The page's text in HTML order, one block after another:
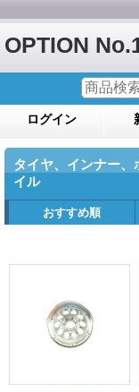
OPTION
ログイン
タイヤ、インナー
イル
おすすめ順